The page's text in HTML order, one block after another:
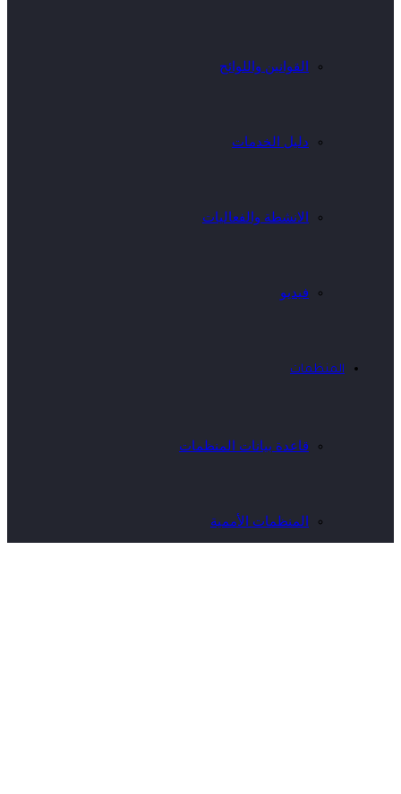
القوانين واللوائح
دليل الخدمات
الانشطة والفعاليات
فيديو
المنظمات
قاعدة بيانات المنظمات
المنظمات الأممية